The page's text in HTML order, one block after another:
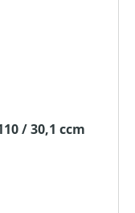
/ 30,1 ccm